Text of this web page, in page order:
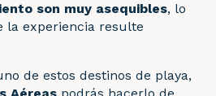
son muy asequibles, lo
la experiencia resulte
de estos destinos de playa,